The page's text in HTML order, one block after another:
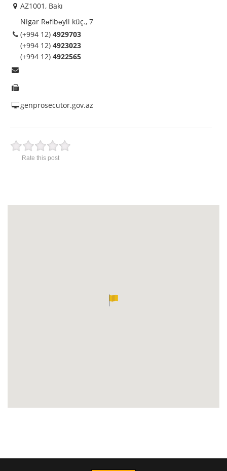
AZ1001, Bakı
Nigar Rəfibəyli küç., 7
(+994 12) 4929703
(+994 12) 4923023
(+994 12) 4922565
genprosecutor.gov.az
Rate this post